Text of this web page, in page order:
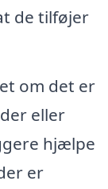
de tilføjer
om det er
eller
hjælpe
er